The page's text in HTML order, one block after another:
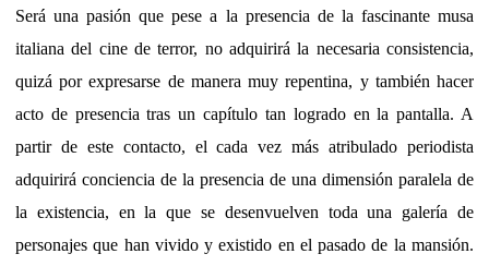
Será una pasión que pese a la presencia de la fascinante musa
italiana del cine de terror, no adquirirá la necesaria consistencia,
quizá por expresarse de manera muy repentina, y también hacer
acto de presencia tras un capítulo tan logrado en la pantalla. A
partir de este contacto, el cada vez más atribulado periodista
adquirirá conciencia de la presencia de una dimensión paralela de
la existencia, en la que se desenvuelven toda una galería de
personajes que han vivido y existido en el pasado de la mansión.